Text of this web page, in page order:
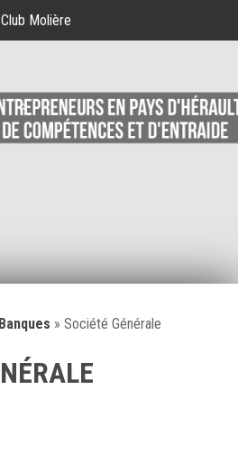
Club Molière
Banques » Société Générale